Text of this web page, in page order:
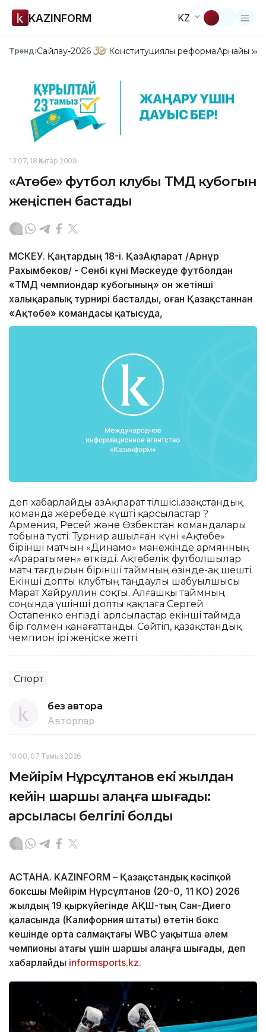
KAZINFORM KZ
Тренд:Сайлау-2026 Конституциялық реформаАрнайы
13:07, 18 Қаңтар 2009
«Ақтөбе» футбол клубы ТМД кубогын
жеңіспен бастады
МӘСКЕУ. Қаңтардың 18-і. ҚазАқпарат /Арнұр
Рахымбеков/ - Сенбі күні Мәскеуде футболдан
«ТМД чемпиондар кубогының» он жетінші
халықаралық турнирі басталды, оған Қазақстаннан
«Ақтөбе» командасы қатысуда,
деп хабарлайды ҚазАқпарат тілшісі.Қазақстандық
команда жеребеде күшті қарсыластар ?
Армения, Ресей және Өзбекстан командалары
тобына түсті. Турнир ашылған күні «Ақтөбе»
бірінші матчын «Динамо» манежінде армянның
«Араратымен» өткізді. Ақтөбелік футболшылар
матч тағдырын бірінші таймның өзінде-ақ шешті.
Екінші допты клубтың таңдаулы шабуылшысы
Марат Хайруллин соқты. Алғашқы таймның
соңында үшінші допты қақпаға Сергей
Остапенко енгізді. Қарлсыластар екінші таймда
бір голмен қанағаттанды. Сөйтіп, қазақстандық
чемпион ірі жеңіске жетті.
Спорт
без автора
Авторлар
10:00, 07 Тамыз 2026
Мейірім Нұрсұлтанов екі жылдан
кейін шаршы алаңға шығады:
қарсыласы белгілі болды
АСТАНА. KAZINFORM – Қазақстандық кәсіпқой
боксшы Мейірім Нұрсұлтанов (20-0, 11 КО) 2026
жылдың 19 қыркүйегінде АҚШ-тың Сан-Диего
қаласында (Калифорния штаты) өтетін бокс
кешінде орта салмақтағы WBC уақытша әлем
чемпионы атағы үшін шаршы алаңға шығады, деп
хабарлайды informsports.kz.